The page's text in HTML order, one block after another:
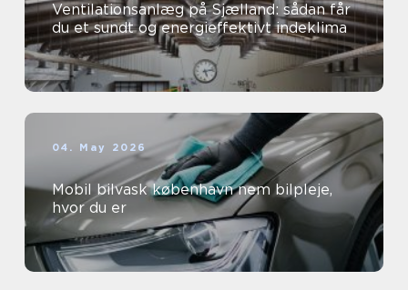
Ventilationsanlæg på Sjælland: sådan får
du et sundt og energieffektivt indeklima
04. May 2026
Mobil bilvask københavn nem bilpleje,
hvor du er